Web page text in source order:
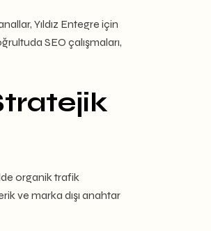
Yıldız Entegre için
SEO çalışmaları,
organik trafik
ve marka dışı anahtar